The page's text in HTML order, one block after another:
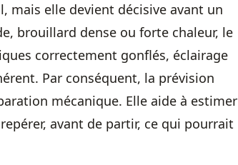
mais elle devient décisive avant un
brouillard dense ou forte chaleur, le
correctement gonflés, éclairage
Par conséquent, la prévision
mécanique. Elle aide à estimer
avant de partir, ce qui pourrait